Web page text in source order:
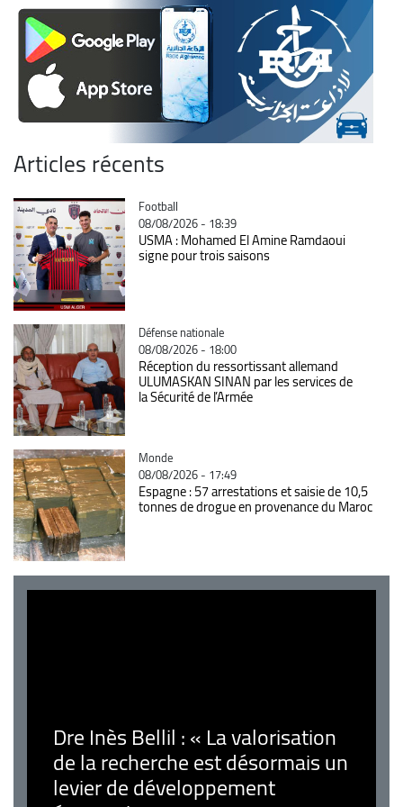
Articles récents
Catégorie
Football
08/08/2026 - 18:39
USMA : Mohamed El Amine Ramdaoui
signe pour trois saisons
Catégorie
Défense nationale
08/08/2026 - 18:00
Réception du ressortissant allemand
ULUMASKAN SINAN par les services de
la Sécurité de l’Armée
Catégorie
Monde
08/08/2026 - 17:49
Espagne : 57 arrestations et saisie de 10,5
tonnes de drogue en provenance du Maroc
Dre Inès Bellil : « La valorisation
de la recherche est désormais un
levier de développement